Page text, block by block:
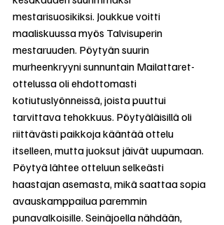
mestarisuosikiksi. Joukkue voitti
maaliskuussa myös Talvisuperin
mestaruuden. Pöytyän suurin
murheenkryyni sunnuntain Mailattaret-
ottelussa oli ehdottomasti
kotiutuslyönneissä, joista puuttui
tarvittava tehokkuus. Pöytyäläisillä oli
riittävästi paikkoja kääntää ottelu
itselleen, mutta juoksut jäivät uupumaan.
Pöytyä lähtee otteluun selkeästi
haastajan asemasta, mikä saattaa sopia
avauskamppailua paremmin
punavalkoisille. Seinäjoella nähdään,